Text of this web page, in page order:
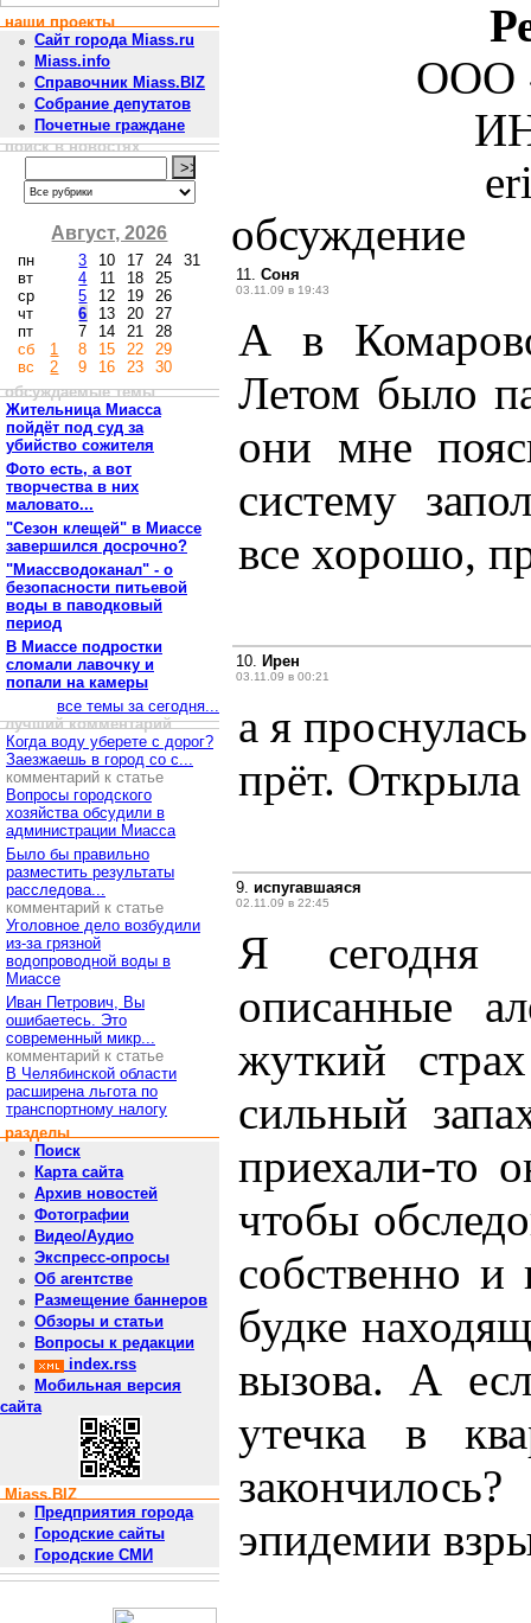
наши проекты
Сайт города Miass.ru
Miass.info
Справочник Miass.BIZ
Собрание депутатов
Почетные граждане
поиск в новостях
Август, 2026
пн
вт
ср
чт
пт
сб
вс
1
2
3
4
5
6
7
8
9
10
11
12
13
14
15
16
17
18
19
20
21
22
23
24
25
26
27
28
29
30
31
обсуждаемые темы
Жительница Миасса
пойдёт под суд за
убийство сожителя
Фото есть, а вот
творчества в них
маловато...
"Сезон клещей" в Миассе
завершился досрочно?
"Миассводоканал" - о
безопасности питьевой
воды в паводковый
период
В Миассе подростки
сломали лавочку и
попали на камеры
все темы за сегодня...
лучший комментарий
Когда воду уберете с дорог?
Заезжаешь в город со с...
комментарий к статье
Вопросы городского
хозяйства обсудили в
администрации Миасса
Было бы правильно
разместить результаты
расследова...
комментарий к статье
Уголовное дело возбудили
из-за грязной
водопроводной воды в
Миассе
Иван Петрович, Вы
ошибаетесь. Это
современный микр...
комментарий к статье
В Челябинской области
расширена льгота по
транспортному налогу
разделы
Поиск
Карта сайта
Архив новостей
Фотографии
Видео/Аудио
Экспресс-опросы
Об агентстве
Размещение баннеров
Обзоры и статьи
Вопросы к редакции
index.rss
Мобильная версия
сайта
Miass.BIZ
Предприятия города
Городские сайты
Городские СМИ
ООО
обсуждение
11. Соня
03.11.09 в 19:43
А в
Летом было
они мне
систему
все хорошо,
10. Ирен
03.11.09 в 00:21
а я
прёт. Открыла
9. испугавшаяся
02.11.09 в 22:45
Я сегодня
описанные
жуткий
сильный
приехали-то
чтобы
собственно и
будке
вызова. А
утечка в
эпидемии